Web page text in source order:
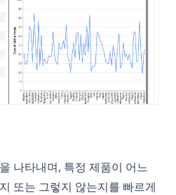
나타내며, 특정 제품이 어느
또는 그렇지 않는지를 빠르게